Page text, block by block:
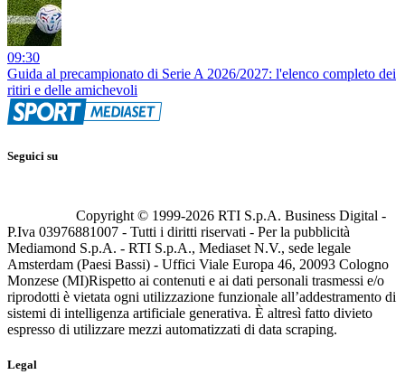
09:30
Guida al precampionato di Serie A 2026/2027: l'elenco completo dei
ritiri e delle amichevoli
Seguici su
Copyright © 1999-2026 RTI S.p.A. Business Digital -
P.Iva 03976881007 - Tutti i diritti riservati - Per la pubblicità
Mediamond S.p.A. - RTI S.p.A., Mediaset N.V., sede legale
Amsterdam (Paesi Bassi) - Uffici Viale Europa 46, 20093 Cologno
Monzese (MI)Rispetto ai contenuti e ai dati personali trasmessi e/o
riprodotti è vietata ogni utilizzazione funzionale all’addestramento di
sistemi di intelligenza artificiale generativa. È altresì fatto divieto
espresso di utilizzare mezzi automatizzati di data scraping.
Legal